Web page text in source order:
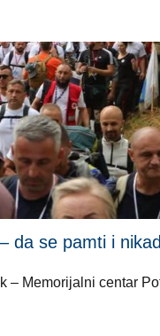
da se pamti i
Memorijalni centar